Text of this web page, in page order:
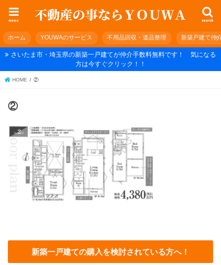
search
menu
ホーム YOUWAのサービス 不用品回収・遺品整理 新築戸建て仲
さいたま市・埼玉県の新築一戸建てが仲介手数料無料です！ 気になる
方は今すぐクリック！！
HOME ②
②
新築一戸建ての購入を検討されている方へ！